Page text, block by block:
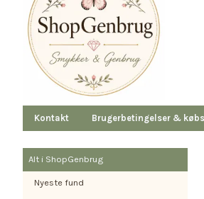
Kontakt Brugerbetingelser &
Alt i ShopGenbrug
Nyeste fund